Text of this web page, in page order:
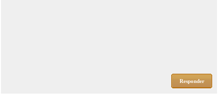
Responder